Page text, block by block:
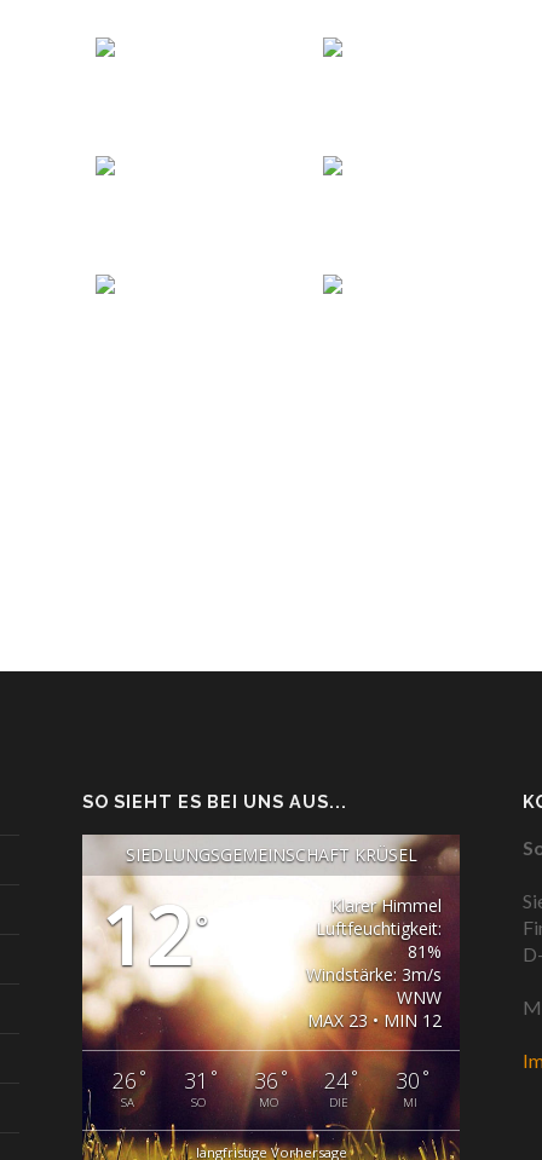
SO SIEHT ES BEI UNS AUS...
SIEDLUNGSGEMEINSCHAFT KRÜSEL
12°
Klarer Himmel
Luftfeuchtigkeit:
81%
Windstärke: 3m/s
WNW
MAX 23 • MIN 12
26 °
SA
31°
SO
36°
MO
24°
DIE
30 °
MI
langfristige Vorhersage